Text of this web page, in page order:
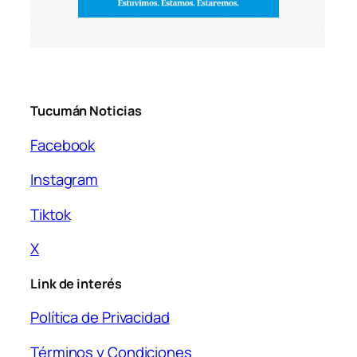
Tucumán Noticias
Facebook
Instagram
Tiktok
X
Link de interés
Política de Privacidad
Términos y Condiciones